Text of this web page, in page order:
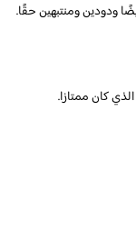
ودودين ومنتبهين حقًا.
كان ممتازا.